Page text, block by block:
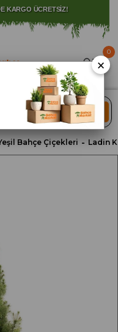
İLİ İLE SINIRLIDIR.
ARA
0
Bahçe Çiçekleri
×